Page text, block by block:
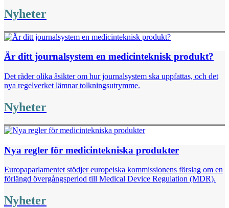
Nyheter
Är ditt journalsystem en medicinteknisk produkt?
Det råder olika åsikter om hur journalsystem ska uppfattas, och det
nya regelverket lämnar tolkningsutrymme.
Nyheter
Nya regler för medicintekniska produkter
Europaparlamentet stödjer europeiska kommissionens förslag om en
förlängd övergångsperiod till Medical Device Regulation (MDR).
Nyheter